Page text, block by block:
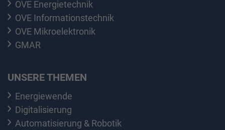
OVE Energietechnik
OVE Informationstechnik
OVE Mikroelektronik
GMAR
UNSERE THEMEN
Energiewende
Digitalisierung
Automatisierung & Robotik